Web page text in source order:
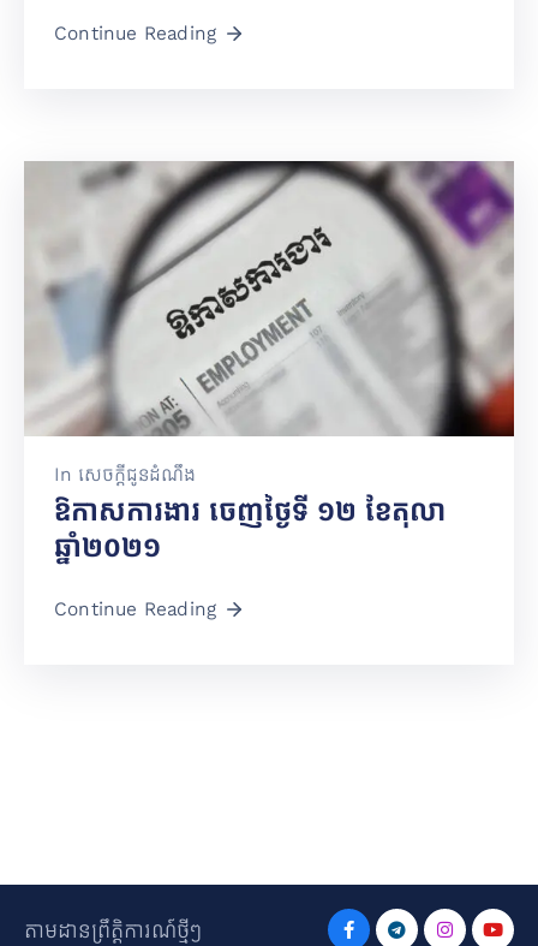
Continue Reading
In សេចក្តីជូនដំណឹង
ឱកាសការងារ ចេញថ្ងៃទី ១២ ខែតុលា
ឆ្នាំ២០២១
Continue Reading
តាមដានព្រឹត្តិការណ៍ថ្មីៗ